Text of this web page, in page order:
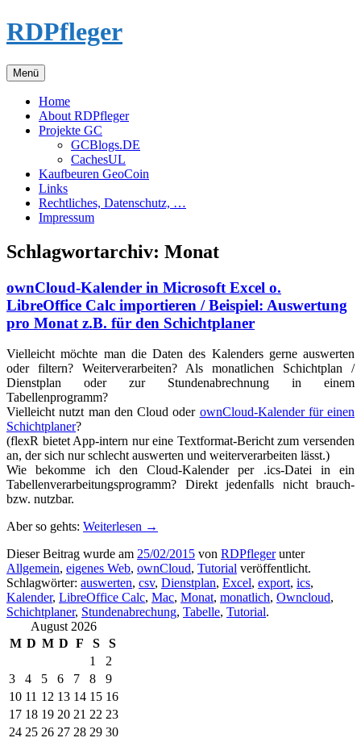
Zum
Inhalt
RDPfleger
Menü
Home
About RDPfleger
Projekte GC
GCBlogs.DE
CachesUL
Kaufbeuren GeoCoin
Links
Rechtliches, Datenschutz, …
Impressum
Schlagwortarchiv: Monat
ownCloud-Kalender in Microsoft Excel o.
LibreOffice Calc importieren / Beispiel: Auswertung
pro Monat z.B. für den Schichtplaner
Vielleicht möchte man die Daten des Kalenders gerne auswerten
oder filtern? Weiterverarbeiten? Als monatlichen Schichtplan /
Dienstplan oder zur Stundenabrechnung in einem
Tabellenprogramm?
Vielleicht nutzt man den Cloud oder ownCloud-Kalender für einen
Schichtplaner?
(flexR bietet App-intern nur eine Textformat-Bericht zum versenden
an, der sich nur schlecht auswerten und weiterverarbeiten lässt.)
Wie bekomme ich den Cloud-Kalender per .ics-Datei in ein
Tabellenverarbeitungsprogramm? Direkt jedenfalls nicht brauch-
bzw. nutzbar.
Aber so gehts: Weiterlesen →
Dieser Beitrag wurde am 25/02/2015 von RDPflegerunter
Allgemein, eigenes Web, ownCloud, Tutorial veröffentlicht.
Schlagwörter: auswerten, csv, Dienstplan, Excel, export, ics,
Kalender, LibreOffice Calc, Mac, Monat, monatlich, Owncloud,
Schichtplaner, Stundenabrechung, Tabelle, Tutorial.
August 2026
M D M D F S
S
1
2
3
4 5 6 7 8
9
10 11 12 13 14 15 16
17 18 19 20 21 22 23
24 25 26 27 28 29 30